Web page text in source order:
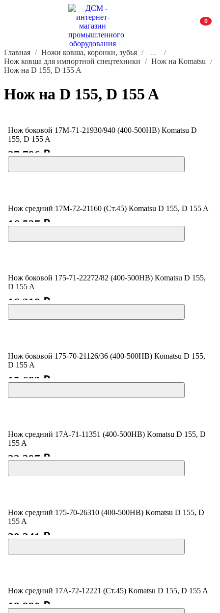
0
Главная Ножи ковша, коронки, зубья ...
Нож ковша для импортной спецтехники
Нож на Кomatsu
Нож на D 155, D 155 A
Нож на D 155, D 155 A
Нож боковой 17M-71-21930/940 (400-500HB) Кomatsu D
155, D 155 A
27 796 ₽
Нож средний 17М-72-21160 (Ст.45) Кomatsu D 155, D 155 A
16 527 ₽
Нож боковой 175-71-22272/82 (400-500HB) Кomatsu D 155,
D 155 A
16 218 ₽
Нож боковой 175-70-21126/36 (400-500HB) Кomatsu D 155,
D 155 A
15 683 ₽
Нож средний 17A-71-11351 (400-500HB) Кomatsu D 155, D
155 A
22 397 ₽
Нож средний 175-70-26310 (400-500HB) Кomatsu D 155, D
155 A
20 241 ₽
Нож средний 17А-72-12221 (Ст.45) Кomatsu D 155, D 155 A
18 990 ₽